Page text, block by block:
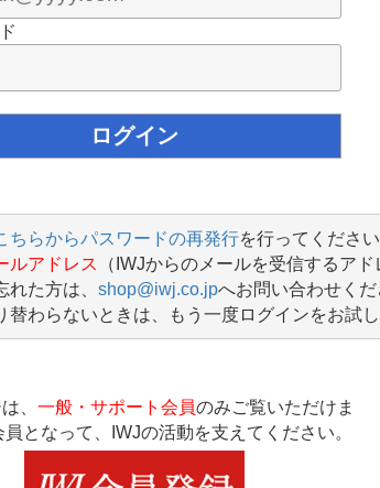
ちらからパスワードの再発行を行ってください
ルアドレス （IWJからのメールを受信するアド
れた方は、 shop@iwj.co.jpへお問い合わせくだ
替わらないときは、もう一度ログインをお試し
、 一般・サポート会員のみご覧いただけま
となって、IWJの活動を支えてください。